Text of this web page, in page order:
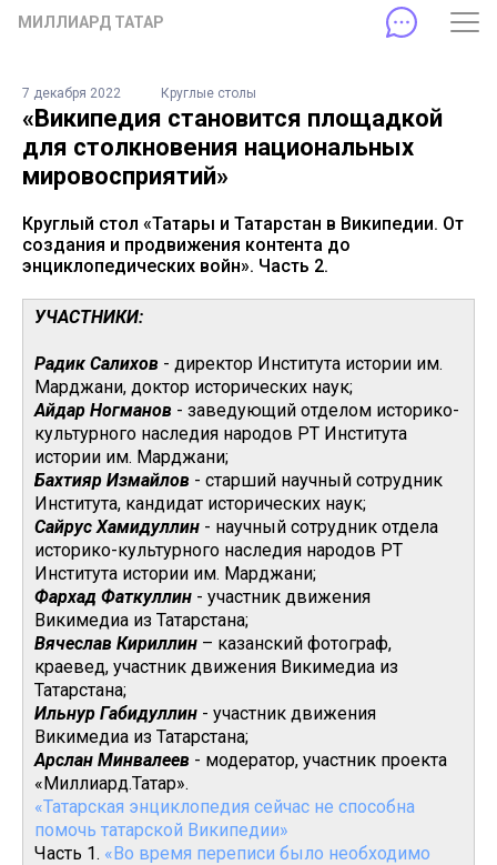
МИЛЛИАРД ТАТАР
7 декабря 2022 Круглые столы
«Википедия становится площадкой
для столкновения национальных
мировосприятий»
Круглый стол «Татары и Татарстан в Википедии. От
создания и продвижения контента до
энциклопедических войн». Часть 2.
УЧАСТНИКИ:
Радик Салихов - директор Института истории им.
Марджани, доктор исторических наук;
Айдар Ногманов - заведующий отделом историко-
культурного наследия народов РТ Института
истории им. Марджани;
Бахтияр Измайлов - старший научный сотрудник
Института, кандидат исторических наук;
Сайрус Хамидуллин - научный сотрудник отдела
историко-культурного наследия народов РТ
Института истории им. Марджани;
Фархад Фаткуллин - участник движения
Викимедиа из Татарстана;
Вячеслав Кириллин – казанский фотограф,
краевед, участник движения Викимедиа из
Татарстана;
Ильнур Габидуллин - участник движения
Викимедиа из Татарстана;
Арслан Минвалеев - модератор, участник проекта
«Миллиард.Татар».
«Татарская энциклопедия сейчас не способна
помочь татарской Википедии»
Часть 1. «Во время переписи было необходимо